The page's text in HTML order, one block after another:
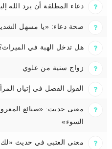
دعاء المطلقة أن يرد الله
صحة دعاء: «يا مسهل
هل تدخل الهبة في
زواج سنية من علوي
القول الفصل في إتيان
معنى حديث: «صنائع
السوء»
معنى العتبى في حديث